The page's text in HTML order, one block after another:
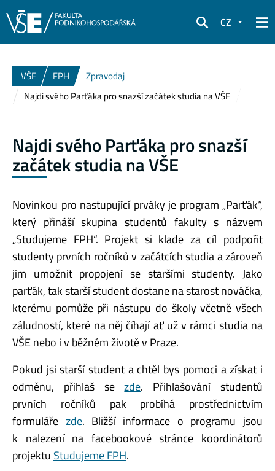
Hledat
CZ
VŠE FPH
Zpravodaj
Najdi svého Parťáka pro snazší začátek studia na VŠE
Najdi svého Parťáka pro snazší
začátek studia na VŠE
Novinkou pro nastupující prváky je program „Parťák“,
který přináší skupina studentů fakulty s názvem
„Studujeme FPH“. Projekt si klade za cíl podpořit
studenty prvních ročníků v začátcích studia a zároveň
jim umožnit propojení se staršími studenty. Jako
parťák, tak starší student dostane na starost nováčka,
kterému pomůže při nástupu do školy včetně všech
záludností, které na něj číhají ať už v rámci studia na
VŠE nebo i v běžném životě v Praze.
Pokud jsi starší student a chtěl bys pomoci a získat i
odměnu, přihlaš sezde. Přihlašování studentů
prvních ročníků pak probíhá prostřednictvím
formuláře zde. Bližší informace o programu jsou
k nalezení na facebookové stránce koordinátorů
projektu Studujeme FPH.